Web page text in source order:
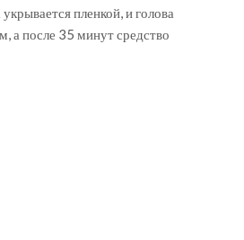
пленкой, и голова
а после 35 минут средство